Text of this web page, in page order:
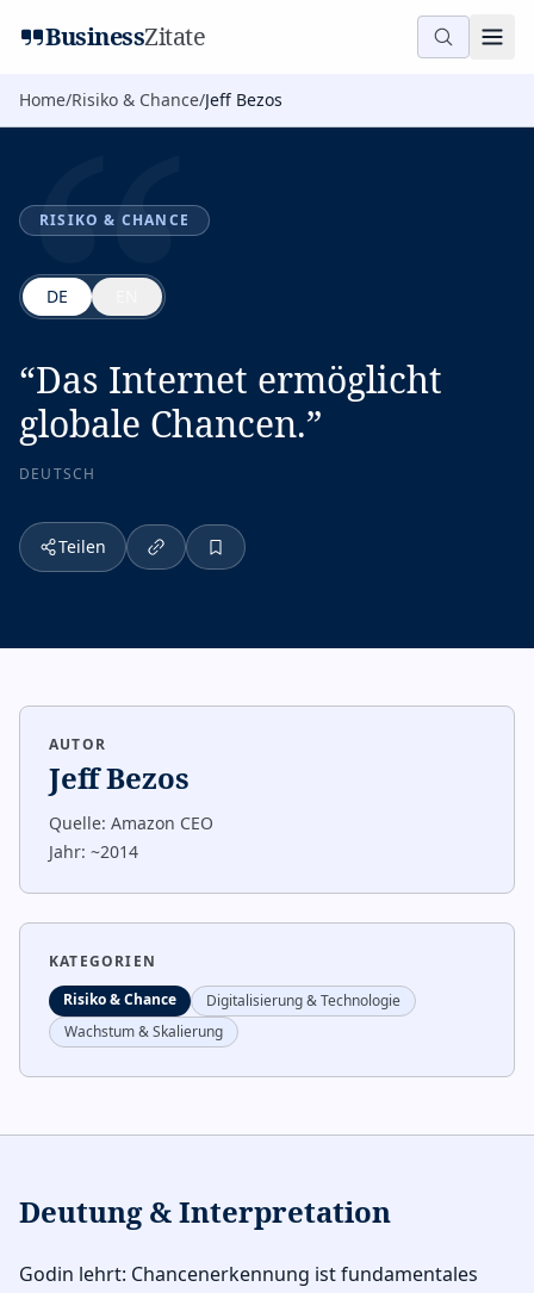
BusinessZitate
Home/Risiko & Chance/Jeff Bezos
“
RISIKO & CHANCE
DE
“Das Internet ermöglicht
globale Chancen.”
DEUTSCH
Teilen
AUTOR
Jeff Bezos
Quelle: Amazon CEO
Jahr: ~2014
KATEGORIEN
Risiko & Chance
Digitalisierung & Technologie
Wachstum & Skalierung
Deutung & Interpretation
Godin lehrt: Chancenerkennung ist fundamentales